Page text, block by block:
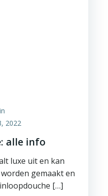
2022
alle info
luxe uit en kan
gemaakt en
[…]